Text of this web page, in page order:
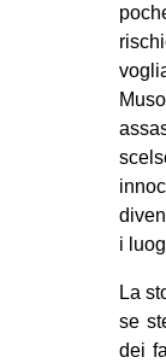
i
La
se
dei